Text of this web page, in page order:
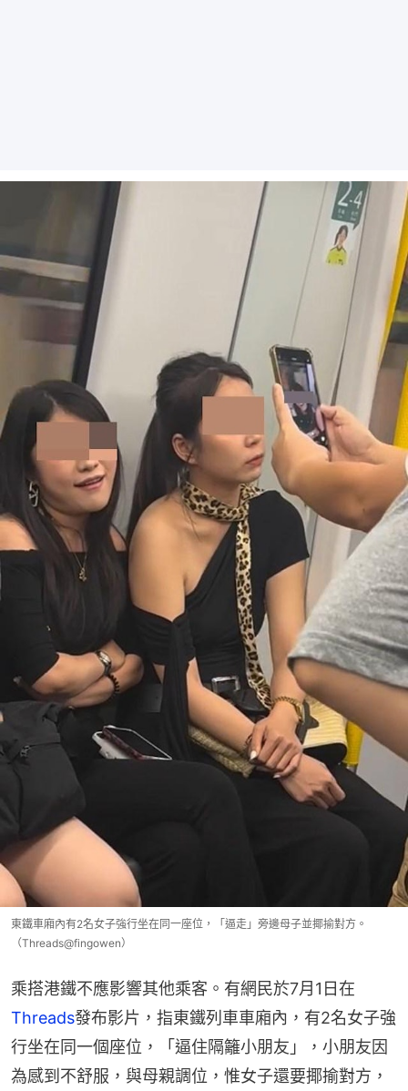
東鐵車廂內有2名女子強行坐在同一座位，「逼走」旁邊母子並揶揄對方。
（Threads@fingowen）
乘搭港鐵不應影響其他乘客。有網民於7月1日在
Threads發布影片，指東鐵列車車廂內，有2名女子強
行坐在同一個座位，「逼住隔籬小朋友」，小朋友因
為感到不舒服，與母親調位，惟女子還要揶揄對方，